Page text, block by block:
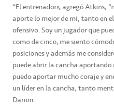
“El entrenador”, agregó Atkins,
aporte lo mejor de mi, tanto en
ofensivo. Soy un jugador que
como de cinco, me siento
posiciones y además me
puede abrir la cancha
puedo aportar mucho coraje y
un líder en la cancha, tanto
Darion.